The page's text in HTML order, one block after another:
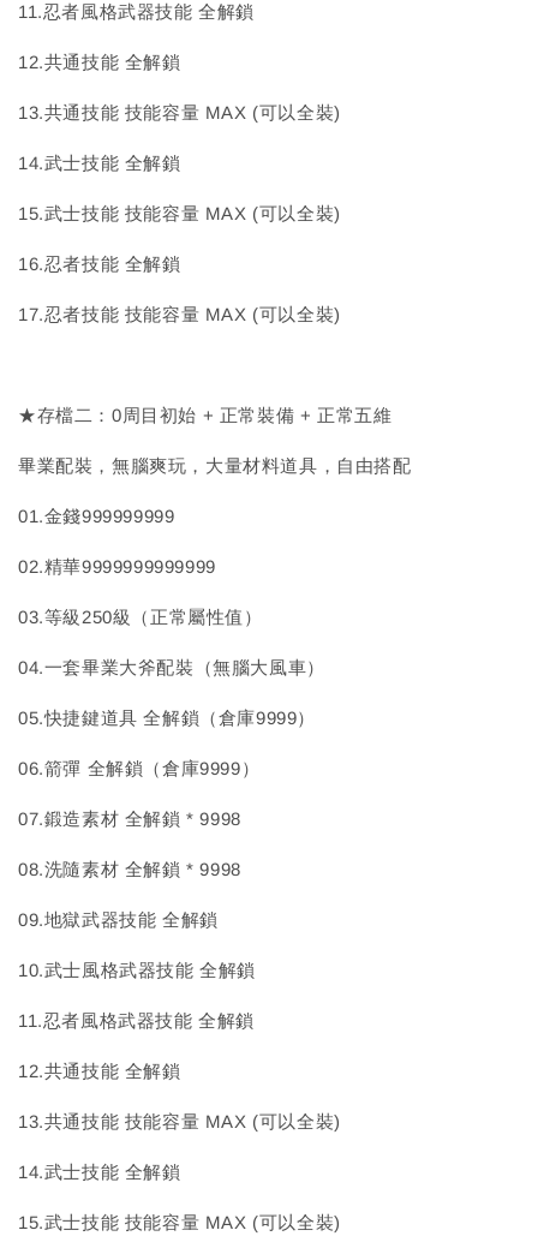
11.忍者風格武器技能 全解鎖
12.共通技能 全解鎖
13.共通技能 技能容量 MAX (可以全裝)
14.武士技能 全解鎖
15.武士技能 技能容量 MAX (可以全裝)
16.忍者技能 全解鎖
17.忍者技能 技能容量 MAX (可以全裝)
★存檔二：0周目初始 + 正常裝備 + 正常五維
畢業配裝，無腦爽玩，大量材料道具，自由搭配
01.金錢999999999
02.精華9999999999999
03.等級250級（正常屬性值）
04.一套畢業大斧配裝（無腦大風車）
05.快捷鍵道具 全解鎖（倉庫9999）
06.箭彈 全解鎖（倉庫9999）
07.鍛造素材 全解鎖 * 9998
08.洗隨素材 全解鎖 * 9998
09.地獄武器技能 全解鎖
10.武士風格武器技能 全解鎖
11.忍者風格武器技能 全解鎖
12.共通技能 全解鎖
13.共通技能 技能容量 MAX (可以全裝)
14.武士技能 全解鎖
15.武士技能 技能容量 MAX (可以全裝)